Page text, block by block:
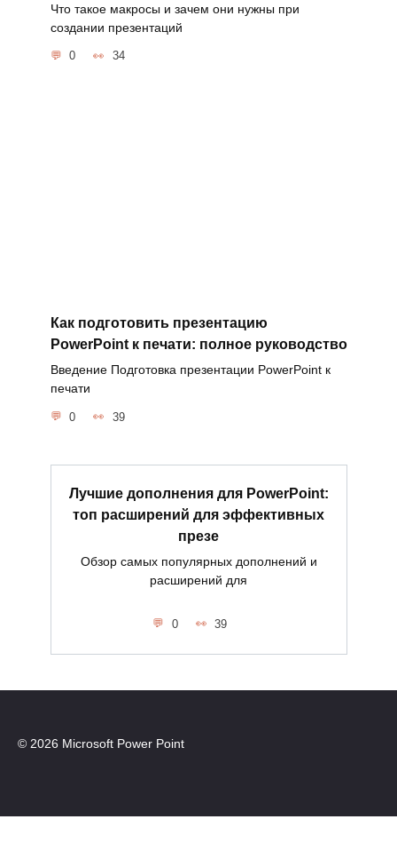
Что такое макросы и зачем они нужны при
создании презентаций
0 34
Как подготовить презентацию
PowerPoint к печати: полное руководство
Введение Подготовка презентации PowerPoint к
печати
0 39
Лучшие дополнения для PowerPoint:
топ расширений для эффективных
презе
Обзор самых популярных дополнений и
расширений для
0 39
© 2026 Microsoft Power Point